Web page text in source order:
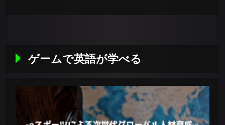
ゲームで英語が学べる